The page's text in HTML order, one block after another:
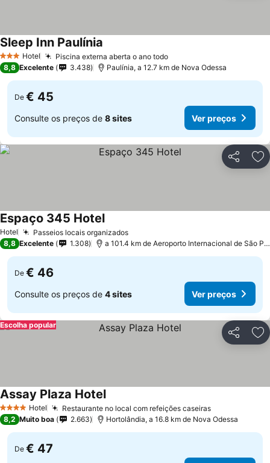
3 EstrelasHotel Piscina externa aberta o ano todoVer preços
Sleep Inn Paulínia
8,8 Excelente 3.438 Paulínia, a 12.7 km de Nova Odessa
De € 45
Consulte os preços de 8 sites Ver preços
Partilhar
Hotel Passeios locais organizadosVer preços
Espaço 345 HotelVer preços
8,8 Excelente 1.308 a 101.4 km de Aeroporto Internacional de São
De € 46
Consulte os preços de 4 sites Ver preços
Partilhar
Escolha popular
4 EstrelasHotel Restaurante no local com refeições caseirasVer preços
Assay Plaza HotelVer preços
8,2 Muito boa 2.663 Hortolândia, a 16.8 km de Nova Odessa
De € 47